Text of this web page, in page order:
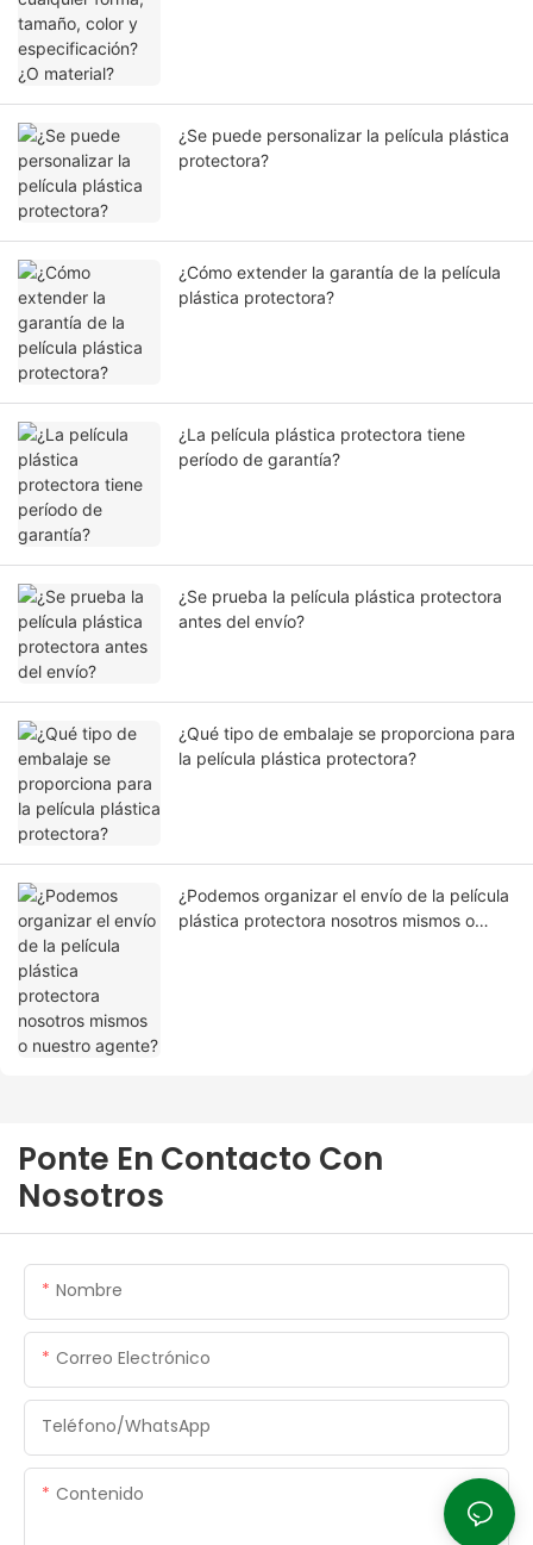
¿Se puede personalizar la película plástica
protectora?
¿Cómo extender la garantía de la película
plástica protectora?
¿La película plástica protectora tiene
período de garantía?
¿Se prueba la película plástica protectora
antes del envío?
¿Qué tipo de embalaje se proporciona para
la película plástica protectora?
¿Podemos organizar el envío de la película
plástica protectora nosotros mismos o
Ponte En Contacto Con
Nosotros
Nombre
Correo Electrónico
Teléfono/WhatsApp
Contenido